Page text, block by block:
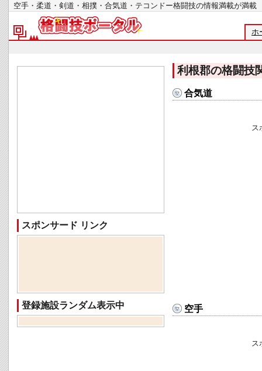
空手・柔道・剣道・相撲・合気道・テコンドー格闘技の情報満載が
ホ
利根郡の格闘技
合気道
ス
空手
ス
スポンサード リンク
登録施設ランダム表示中